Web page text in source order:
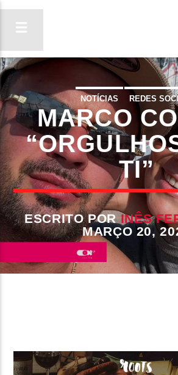
ON FM
LIGA-TE
NOTÍCIAS REDES
MARCO
TI”
ESCRITO POR INÊS
MARÇO 20,